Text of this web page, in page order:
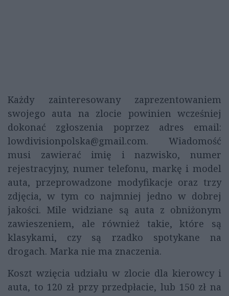
Każdy zainteresowany zaprezentowaniem
swojego auta na zlocie powinien wcześniej
dokonać zgłoszenia poprzez adres email:
lowdivisionpolska@gmail.com. Wiadomość
musi zawierać imię i nazwisko, numer
rejestracyjny, numer telefonu, markę i model
auta, przeprowadzone modyfikacje oraz trzy
zdjęcia, w tym co najmniej jedno w dobrej
jakości. Mile widziane są auta z obniżonym
zawieszeniem, ale również takie, które są
klasykami, czy są rzadko spotykane na
drogach. Marka nie ma znaczenia.
Koszt wzięcia udziału w zlocie dla kierowcy i
auta, to 120 zł przy przedpłacie, lub 150 zł na